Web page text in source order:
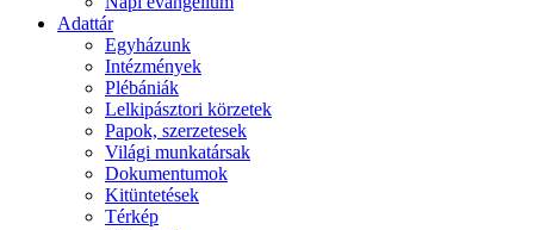
Adattár
Egyházunk
Intézmények
Plébániák
Lelkipásztori körzetek
Papok, szerzetesek
Világi munkatársak
Dokumentumok
Kitüntetések
Térkép